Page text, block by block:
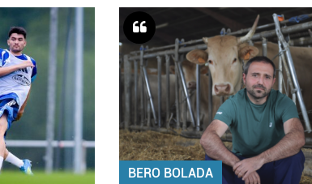
BERO BOLADA